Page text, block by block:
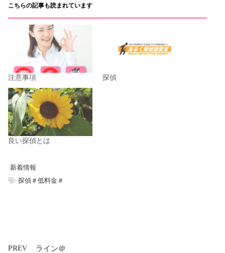
こちらの記事も読まれています
注意事項 探偵
良い探偵とは
-新着情報
-探偵＃低料金＃
PREV ライン＠